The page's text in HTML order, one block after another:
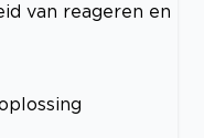
van reageren en